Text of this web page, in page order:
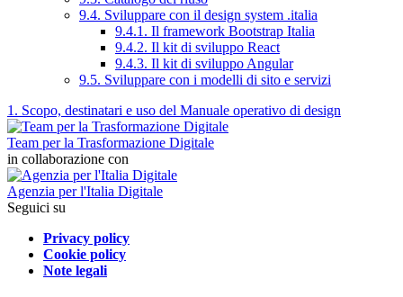
9.4. Sviluppare con il design system .italia
9.4.1. Il framework Bootstrap Italia
9.4.2. Il kit di sviluppo React
9.4.3. Il kit di sviluppo Angular
9.5. Sviluppare con i modelli di sito e servizi
1. Scopo, destinatari e uso del Manuale operativo di design
Team per la Trasformazione Digitale
in collaborazione con
Agenzia per l'Italia Digitale
Seguici su
Privacy policy
Cookie policy
Note legali